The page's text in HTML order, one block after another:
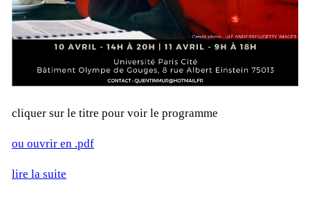
cli­quer sur le titre pour voir le pro­gramme
ou ou­vrir en .pdf
lire la suite